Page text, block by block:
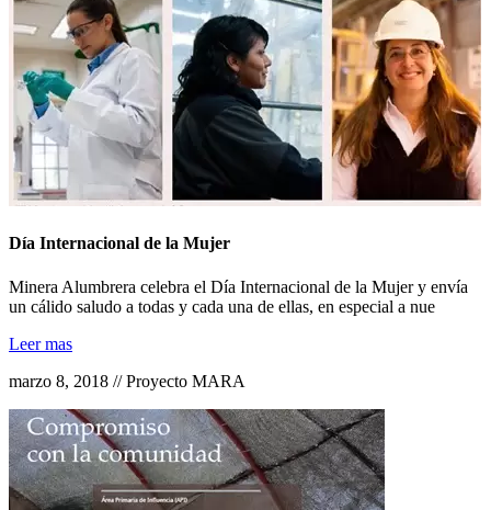
Día Internacional de la Mujer
Minera Alumbrera celebra el Día Internacional de la Mujer y envía
un cálido saludo a todas y cada una de ellas, en especial a nue
Leer mas
marzo 8, 2018 // Proyecto MARA